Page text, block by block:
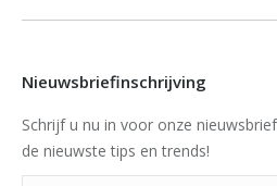
Nieuwsbriefinschrijving
Schrijf u nu in voor onze
de nieuwste tips en trends!